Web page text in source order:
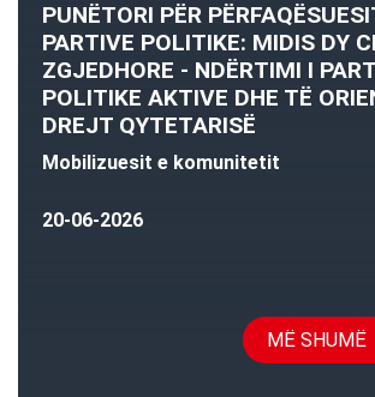
PUNËTORI PËR
PARTIVE POLITIKE: MIDIS DY
ZGJEDHORE - NDËRTIMI I
POLITIKE AKTIVE DHE TË
DREJT QYTETARISË
Mobilizuesit e komunitetit
20-06-2026
MË SHUMË